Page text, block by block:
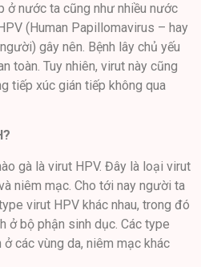
ở nước ta cũng như nhiều nước
(Human Papillomavirus – hay
gây nên. Bệnh lây chủ yếu
toàn. Tuy nhiên, virut này cũng
tiếp xúc gián tiếp không qua
gà là virut HPV. Đây là loại virut
niêm mạc. Cho tới nay người ta
virut HPV khác nhau, trong đó
ở bộ phận sinh dục. Các type
các vùng da, niêm mạc khác